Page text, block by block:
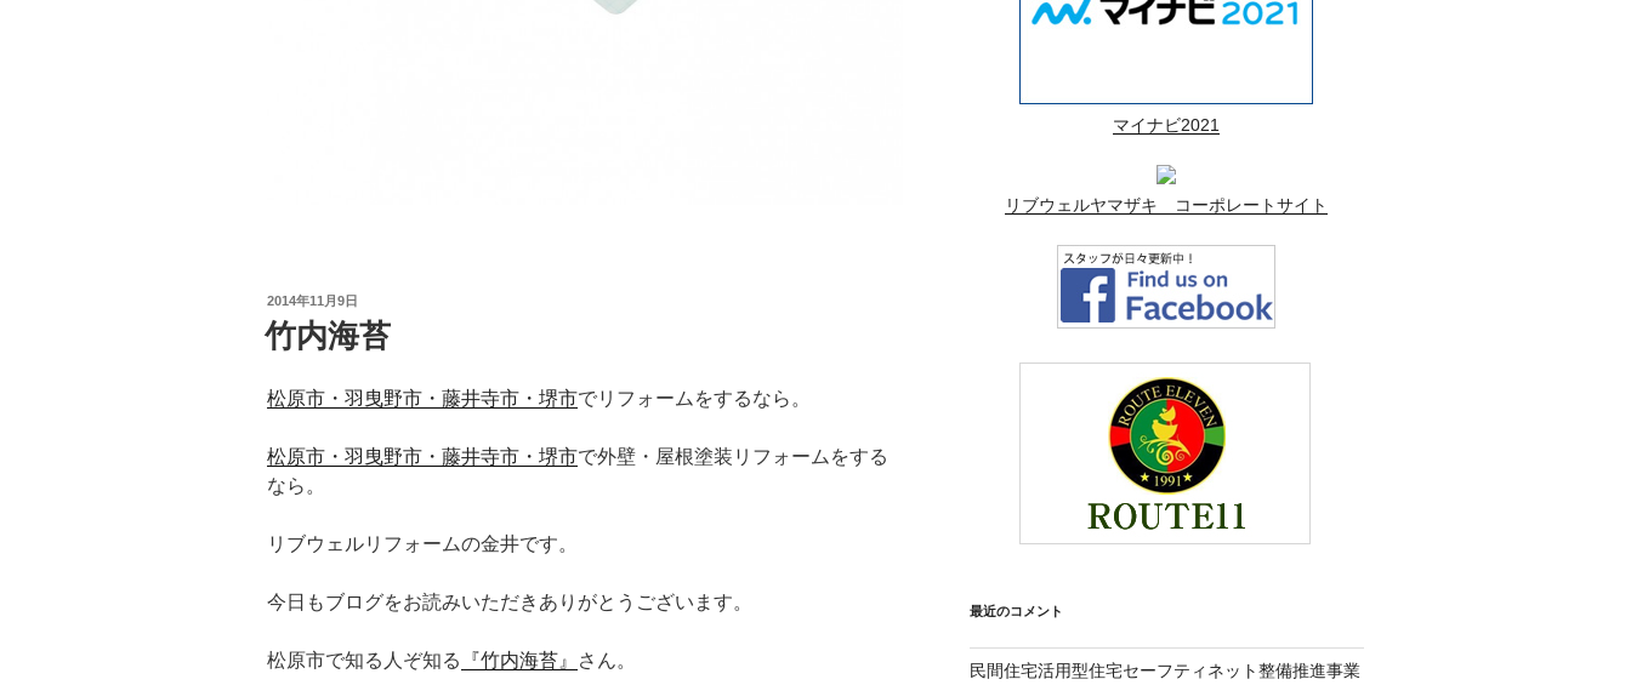
投
稿
日:
2014年11月9日
竹内海苔
松原市・羽曳野市・藤井寺市・堺市でリフォームをするなら。
松原市・羽曳野市・藤井寺市・堺市で外壁・屋根塗装リフォームをする
なら。
リブウェルリフォームの金井です。
今日もブログをお読みいただきありがとうございます。
松原市で知る人ぞ知る 『竹内海苔』 さん。
マイナビ2021
リブウェルヤマザキ コーポレートサイト
最近のコメント
民間住宅活用型住宅セーフティネット整備推進事業